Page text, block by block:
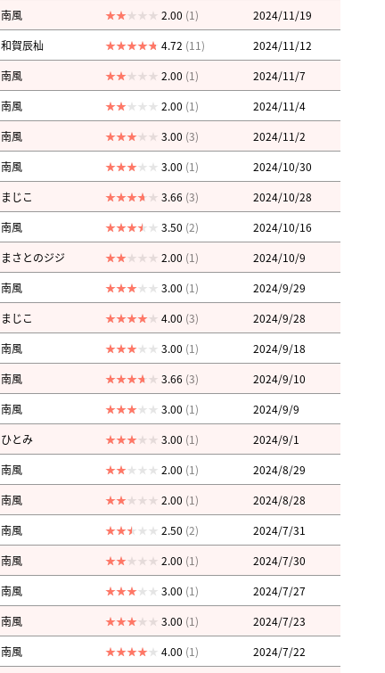
南風 2.00 (1)
2024/11/19
和賀辰杣 4.72 (11)
2024/11/12
南風 2.00 (1)
2024/11/7
南風 2.00 (1)
2024/11/4
南風 3.00 (3)
2024/11/2
南風 3.00 (1)
2024/10/30
まじこ 3.66 (3)
2024/10/28
南風 3.50 (2)
2024/10/16
まさとのジジ 2.00 (1)
2024/10/9
南風 3.00 (1)
2024/9/29
まじこ 4.00 (3)
2024/9/28
南風 3.00 (1)
2024/9/18
南風 3.66 (3)
2024/9/10
南風 3.00 (1)
2024/9/9
ひとみ 3.00 (1)
2024/9/1
南風 2.00 (1)
2024/8/29
南風 2.00 (1)
2024/8/28
南風 2.50 (2)
2024/7/31
南風 2.00 (1)
2024/7/30
南風 3.00 (1)
2024/7/27
南風 3.00 (1)
2024/7/23
南風 4.00 (1) 2024/7/22